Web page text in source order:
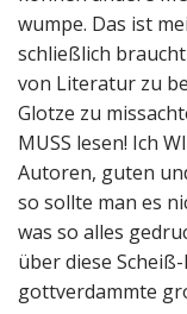
wumpe. Das ist
schließlich
von Literatur zu
Glotze zu
MUSS lesen! Ich
Autoren, guten
so sollte man es
was so alles
über diese
gottverdammte